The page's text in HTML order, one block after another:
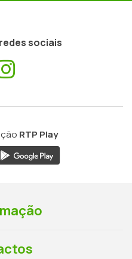
sociais
RTP Play